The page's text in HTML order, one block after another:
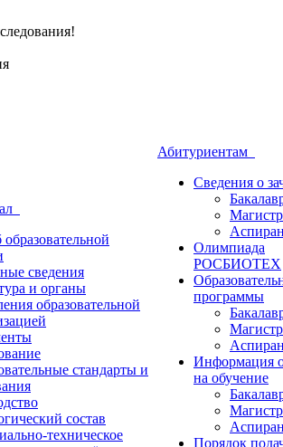
сведения
и органы
образовательной
стандарты и
состав
техническое
Абитуриентам
Сведения о
Олимпиада
РОСБИОТЕХ
программы
Информация
на обучение
Порядок